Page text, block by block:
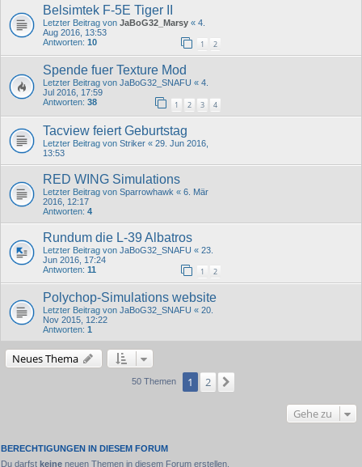
Belsimtek F-5E Tiger II
Letzter Beitrag von JaBoG32_Marsy « 4.
Aug 2016, 13:53
Antworten: 10 1 2
Spende fuer Texture Mod
Letzter Beitrag von JaBoG32_SNAFU « 4.
Jul 2016, 17:59
Antworten: 38 1 2 3 4
Tacview feiert Geburtstag
Letzter Beitrag von Striker « 29. Jun 2016,
13:53
RED WING Simulations
Letzter Beitrag von Sparrowhawk « 6. Mär
2016, 12:17
Antworten: 4
Rundum die L-39 Albatros
Letzter Beitrag von JaBoG32_SNAFU « 23.
Jun 2016, 17:24
Antworten: 11 1 2
Polychop-Simulations website
Letzter Beitrag von JaBoG32_SNAFU « 20.
Nov 2015, 12:22
Antworten: 1
Neues Thema
50 Themen 1 2
Gehe zu
BERECHTIGUNGEN IN DIESEM FORUM
Du darfst keine neuen Themen in diesem Forum erstellen.